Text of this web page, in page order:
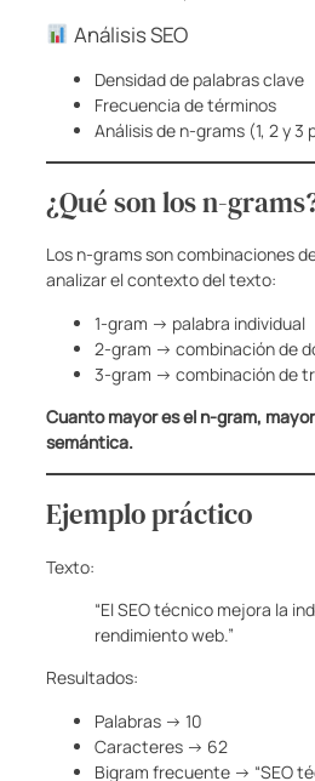
Análisis SEO
Densidad de palabras clave
Frecuencia de términos
Análisis de n-grams (1, 2 y 3
¿Qué son los n-
Los n-grams son combinaciones
analizar el contexto del texto:
1-gram → palabra individual
2-gram → combinación de
3-gram → combinación de
Cuanto mayor es el n-gram,
semántica.
Ejemplo práctico
Texto:
“El SEO técnico mejora la
rendimiento web.”
Resultados:
Palabras → 10
Caracteres → 62
Bigram frecuente → “SEO